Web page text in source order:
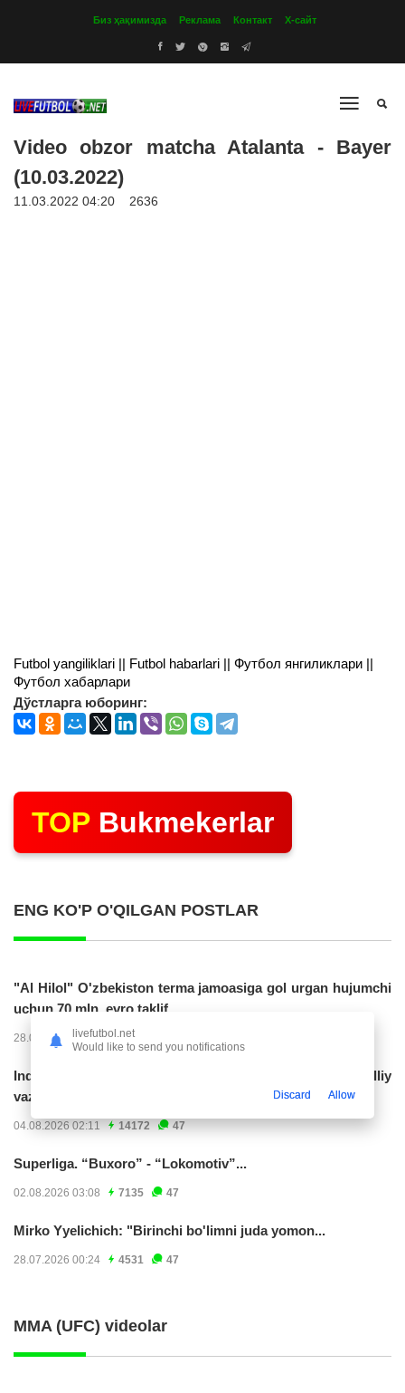
Биз ҳақимизда Реклама Контакт Х-сайт
Video obzor matcha Atalanta - Bayer
(10.03.2022)
11.03.2022 04:20 2636
Futbol yangiliklari || Futbol habarlari || Футбол янгиликлари ||
Футбол хабарлари
Дўстларга юборинг:
TOP Bukmekerlar
ENG KO'P O'QILGAN POSTLAR
"Al Hilol" O'zbekiston terma jamoasiga gol urgan hujumchi
uchun 70 mln. evro taklif...
28.07.2026 01:56 17315
Indoneziya prezidenti JCH-2030ga chiqishni umummilliy
vazifa deb...
04.08.2026 02:11 14172 47
Superliga. “Buxoro” - “Lokomotiv”...
02.08.2026 03:08 7135 47
Mirko Yyelichich: "Birinchi bo'limni juda yomon...
28.07.2026 00:24 4531 47
MMA (UFC) videolar
livefutbol.net
Would like to send you notifications
Discard Allow